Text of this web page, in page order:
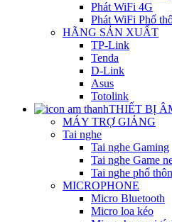
Phát WiFi 4G
Phát WiFi Phổ
HÃNG SẢN XUẤT
TP-Link
Tenda
D-Link
Asus
Totolink
THIẾT BỊ
MÁY TRỢ GIẢNG
Tai nghe
Tai nghe Gaming
Tai nghe Game
Tai nghe phổ
MICROPHONE
Micro Bluetooth
Micro loa kéo